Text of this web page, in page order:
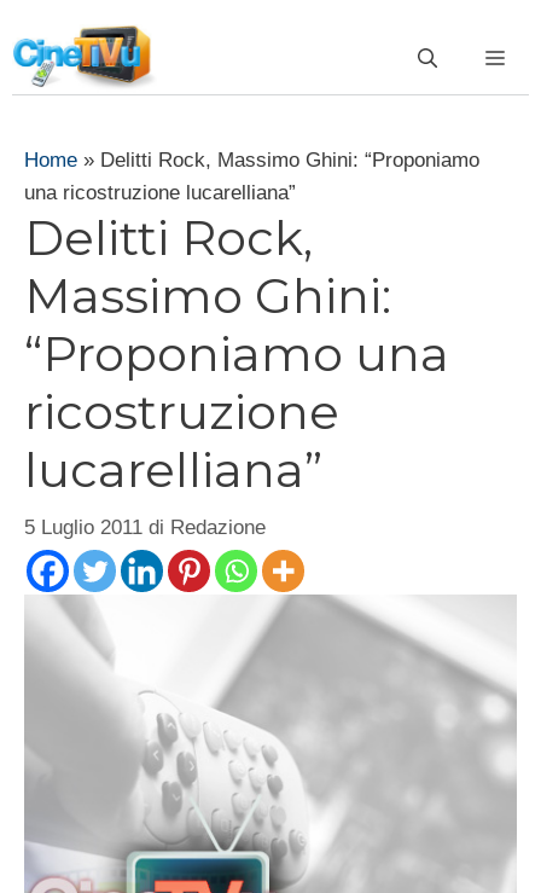
al
contenuto
Home » Delitti Rock, Massimo Ghini: “Proponiamo
una ricostruzione lucarelliana”
Delitti Rock,
Massimo Ghini:
“Proponiamo una
ricostruzione
lucarelliana”
5 Luglio 2011 di Redazione